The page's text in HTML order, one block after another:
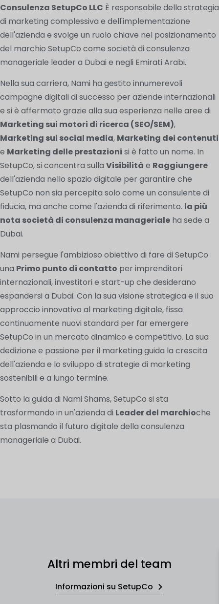
Consulenza SetupCo LLC È responsabile della strategia
di marketing complessiva e dell'implementazione
dell'azienda e svolge un ruolo chiave nel posizionamento
del marchio SetupCo come società di consulenza
manageriale leader a Dubai e negli Emirati Arabi.
Nella sua carriera, Nami ha gestito innumerevoli
campagne digitali di successo per aziende internazionali
e si è affermato grazie alla sua esperienza nelle aree di
Marketing sui motori di ricerca (SEO/SEM),
Marketing sui social media, Marketing dei contenuti
e Marketing delle prestazioni si è fatto un nome. In
SetupCo, si concentra sulla Visibilità e Raggiungere
dell'azienda nello spazio digitale per garantire che
SetupCo non sia percepita solo come un consulente di
fiducia, ma anche come l'azienda di riferimento. la più
nota società di consulenza manageriale ha sede a
Dubai.
Nami persegue l'ambizioso obiettivo di fare di SetupCo
una Primo punto di contatto per imprenditori
internazionali, investitori e start-up che desiderano
espandersi a Dubai. Con la sua visione strategica e il suo
approccio innovativo al marketing digitale, fissa
continuamente nuovi standard per far emergere
SetupCo in un mercato dinamico e competitivo. La sua
dedizione e passione per il marketing guida la crescita
dell'azienda e lo sviluppo di strategie di marketing
sostenibili e a lungo termine.
Sotto la guida di Nami Shams, SetupCo si sta
trasformando in un'azienda di Leader del marchioche
sta plasmando il futuro digitale della consulenza
manageriale a Dubai.
Altri membri del team
Informazioni su SetupCo